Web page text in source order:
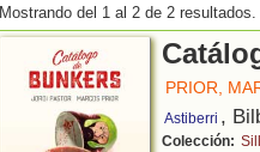
Mostrando del 1 al 2 de 2 resultados.
PRIOR,
Astiberri ,
Colección: